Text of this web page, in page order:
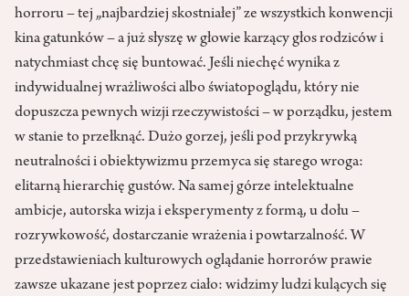
horroru – tej „najbardziej skostniałej” ze wszystkich konwencji
kina gatunków – a już słyszę w głowie karzący głos rodziców i
natychmiast chcę się buntować. Jeśli niechęć wynika z
indywidualnej wrażliwości albo światopoglądu, który nie
dopuszcza pewnych wizji rzeczywistości – w porządku, jestem
w stanie to przełknąć. Dużo gorzej, jeśli pod przykrywką
neutralności i obiektywizmu przemyca się starego wroga:
elitarną hierarchię gustów. Na samej górze intelektualne
ambicje, autorska wizja i eksperymenty z formą, u dołu –
rozrywkowość, dostarczanie wrażenia i powtarzalność. W
przedstawieniach kulturowych oglądanie horrorów prawie
zawsze ukazane jest poprzez ciało: widzimy ludzi kulących się